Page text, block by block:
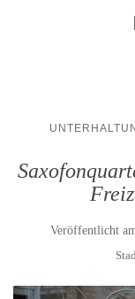
Veröffentlicht